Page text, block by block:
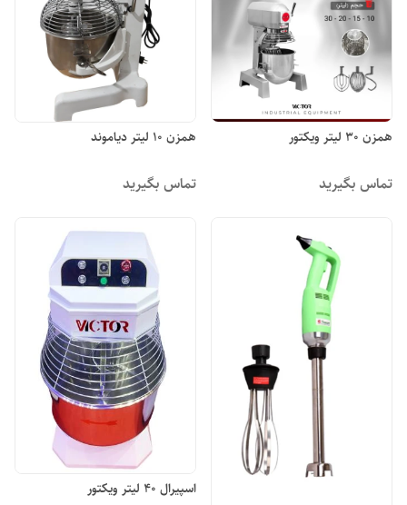
همزن ۳۰ لیتر ویکتور
تماس بگیرید
همزن ۱۰ لیتر دیاموند
تماس بگیرید
اسپیرال ۴۰ لیتر ویکتور